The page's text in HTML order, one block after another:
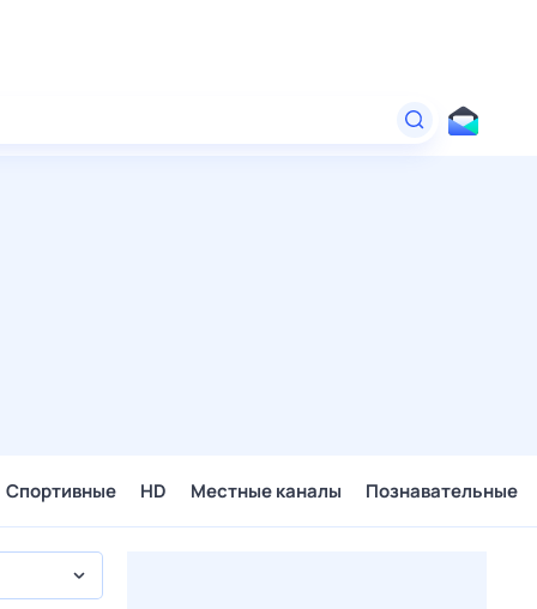
Спортивные HD Местные каналы Познавательные